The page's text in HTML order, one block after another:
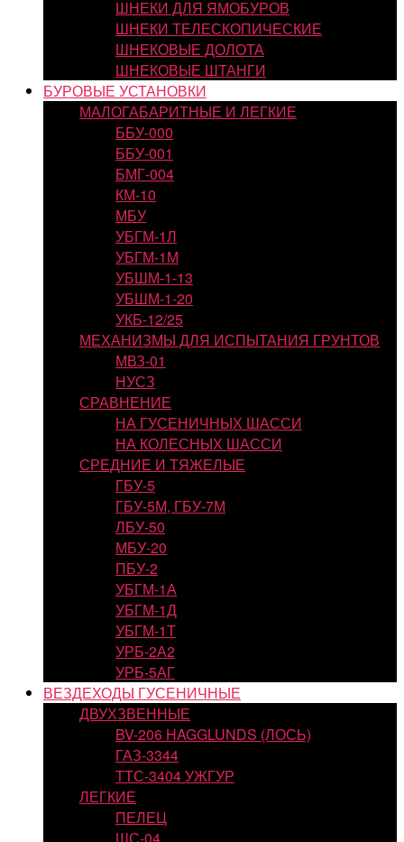
ШНЕКИ ДЛЯ ЯМОБУРОВ
ШНЕКИ ТЕЛЕСКОПИЧЕСКИЕ
ШНЕКОВЫЕ ДОЛОТА
ШНЕКОВЫЕ ШТАНГИ
БУРОВЫЕ УСТАНОВКИ
МАЛОГАБАРИТНЫЕ И ЛЕГКИЕ
ББУ-000
ББУ-001
БМГ-004
КМ-10
МБУ
УБГМ-1Л
УБГМ-1М
УБШМ-1-13
УБШМ-1-20
УКБ-12/25
МЕХАНИЗМЫ ДЛЯ ИСПЫТАНИЯ ГРУНТОВ
МВЗ-01
НУСЗ
СРАВНЕНИЕ
НА ГУСЕНИЧНЫХ ШАССИ
НА КОЛЕСНЫХ ШАССИ
СРЕДНИЕ И ТЯЖЕЛЫЕ
ГБУ-5
ГБУ-5М, ГБУ-7М
ЛБУ-50
МБУ-20
ПБУ-2
УБГМ-1А
УБГМ-1Д
УБГМ-1Т
УРБ-2А2
УРБ-5АГ
ВЕЗДЕХОДЫ ГУСЕНИЧНЫЕ
ДВУХЗВЕННЫЕ
BV-206 HAGGLUNDS (ЛОСЬ)
ГАЗ-3344
ТТС-3404 УЖГУР
ЛЕГКИЕ
ПЕЛЕЦ